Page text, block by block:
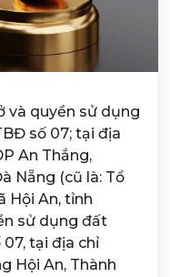
và quyền sử dụng
số 07; tại địa
An Thắng,
Nẵng (cũ là: Tổ
Hội An, tỉnh
sử dụng đất
tại địa chỉ
Hội An, Thành